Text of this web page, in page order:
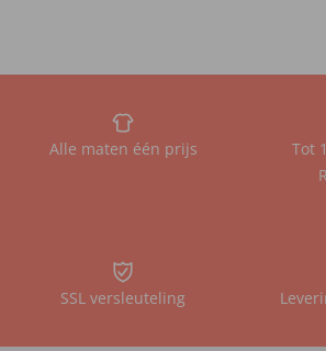
Alle maten één prijs
Tot
SSL versleuteling